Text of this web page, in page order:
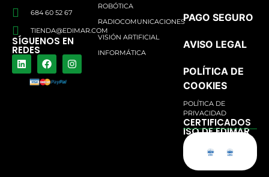
684 60 52 67
TIENDA@EDIMAR.COM
SÍGUENOS EN
REDES
ROBÓTICA
RADIOCOMUNICACIONES
VISIÓN ARTIFICIAL
INFORMÁTICA
PAGO SEGURO
AVISO LEGAL
POLÍTICA DE
COOKIES
POLÍTICA DE
PRIVACIDAD
CERTIFICADOS
ISO DE EDIMAR